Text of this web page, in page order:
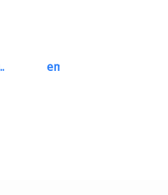
emerald star cleaning..